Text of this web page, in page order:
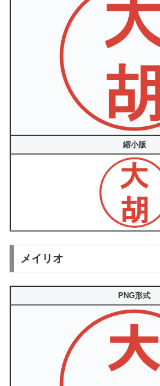
縮小版
メイリオ
PNG形式